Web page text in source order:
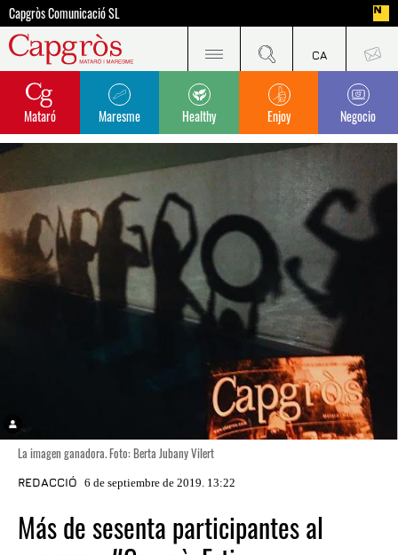
Capgròs Comunicació SL
Mataró Maresme Healthy Enjoy Negocio
La imagen ganadora. Foto: Berta Jubany Vilert
REDACCIÓ 6 de septiembre de 2019. 13:22
Más de sesenta participantes al